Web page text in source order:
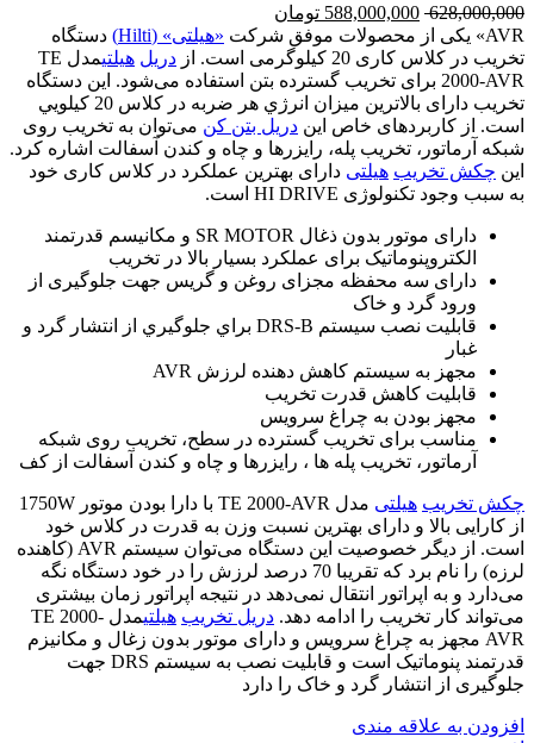
628,000,000
588,000,000 تومان
AVR» یکی از محصولات موفق شرکت
«هیلتی» (Hilti)
دستگاه
تخریب در کلاس کاری 20 کیلوگرمی است. از
دریل هیلتی
مدل TE
2000-AVR برای تخریب گسترده بتن استفاده می‌شود. این دستگاه
تخریب دارای بالاترين ميزان انرژي هر ضربه در کلاس 20 کيلويي
است. از کاربردهای خاص این دریل بتن کن می‌توان به تخریب روی
شبکه آرماتور، تخریب پله، رایزرها و چاه و کندن آسفالت اشاره کرد.
این چکش تخریب هیلتی دارای بهترین عملکرد در کلاس کاری خود
به سبب وجود تکنولوژی HI DRIVE است.
دارای موتور بدون ذغال SR MOTOR و مکانیسم قدرتمند
الکتروپنوماتیک برای عملکرد بسیار بالا در تخریب
دارای سه محفظه مجزای روغن و گریس جهت جلوگیری از
ورود گرد و خاک
قابليت نصب سيستم DRS-B براي جلوگيري از انتشار گرد و
غبار
مجهز به سيستم کاهش دهنده لرزش AVR
قابليت کاهش قدرت تخريب
مجهز بودن به چراغ سرويس
مناسب برای تخریب گسترده در سطح، تخریب روی شبکه
آرماتور، تخریب پله ها ، رایزرها و چاه و کندن آسفالت از کف
چکش تخریب هیلتی
مدل TE 2000-AVR با دارا بودن موتور 1750W
از کارایی بالا و دارای بهترین نسبت وزن به قدرت در کلاس خود
است. از دیگر خصوصیت این دستگاه می‌توان سیستم AVR (کاهنده
لرزه) را نام برد که تقریبا 70 درصد لرزش را در خود دستگاه نگه
می‌دارد و به اپراتور انتقال نمی‌دهد در نتیجه اپراتور زمان بیشتری
می‌تواند کار تخریب را ادامه دهد. دریل تخریب هیلتی
مدل TE 2000-
AVR مجهز به چراغ سرویس و دارای موتور بدون زغال و مکانیزم
قدرتمند پنوماتیک است و قابلیت نصب به سیستم DRS جهت
جلوگیری از انتشار گرد و خاک را دارد
افزودن به علاقه مندی